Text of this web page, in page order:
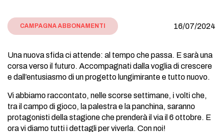
CAMPAGNA ABBONAMENTI 16/07/2024
Una nuova sfida ci attende: al tempo che passa. E sarà una
corsa verso il futuro. Accompagnati dalla voglia di crescere
e dall’entusiasmo di un progetto lungimirante e tutto nuovo.
Vi abbiamo raccontato, nelle scorse settimane, i volti che,
tra il campo di gioco, la palestra e la panchina, saranno
protagonisti della stagione che prenderà il via il 6 ottobre. E
ora vi diamo tutti i dettagli per viverla. Con noi!